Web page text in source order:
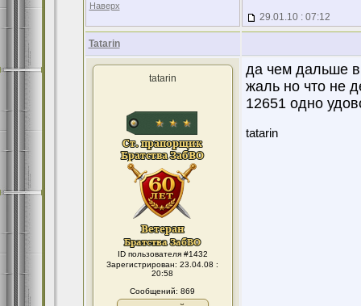
Наверх
29.01.10 : 07:12
Tatarin
tatarin
ID пользователя #1432
Зарегистрирован: 23.04.08 :
20:58
Сообщений: 869
да чем дальше в
жаль но что не
12651 одно
tatarin